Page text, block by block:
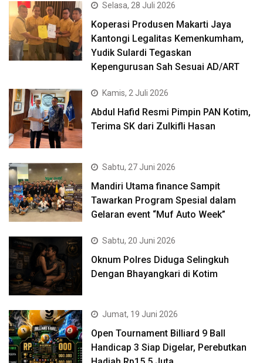
Selasa, 28 Juli 2026
Koperasi Produsen Makarti Jaya
Kantongi Legalitas Kemenkumham,
Yudik Sulardi Tegaskan
Kepengurusan Sah Sesuai AD/ART
Kamis, 2 Juli 2026
Abdul Hafid Resmi Pimpin PAN Kotim,
Terima SK dari Zulkifli Hasan
Sabtu, 27 Juni 2026
Mandiri Utama finance Sampit
Tawarkan Program Spesial dalam
Gelaran event “Muf Auto Week”
Sabtu, 20 Juni 2026
Oknum Polres Diduga Selingkuh
Dengan Bhayangkari di Kotim
Jumat, 19 Juni 2026
Open Tournament Billiard 9 Ball
Handicap 3 Siap Digelar, Perebutkan